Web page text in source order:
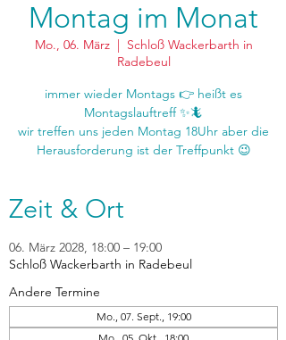
Montag im Monat
Mo., 06. März
  |
Schloß Wackerbarth in
Radebeul
immer wieder Montags 👉 heißt es
Montagslauftreff ✨🦎
wir treffen uns jeden Montag 18Uhr aber die
Zeit & Ort
06. März 2028, 18:00 – 19:00
Schloß Wackerbarth in Radebeul
Andere Termine
Mo., 07. Sept., 19:00